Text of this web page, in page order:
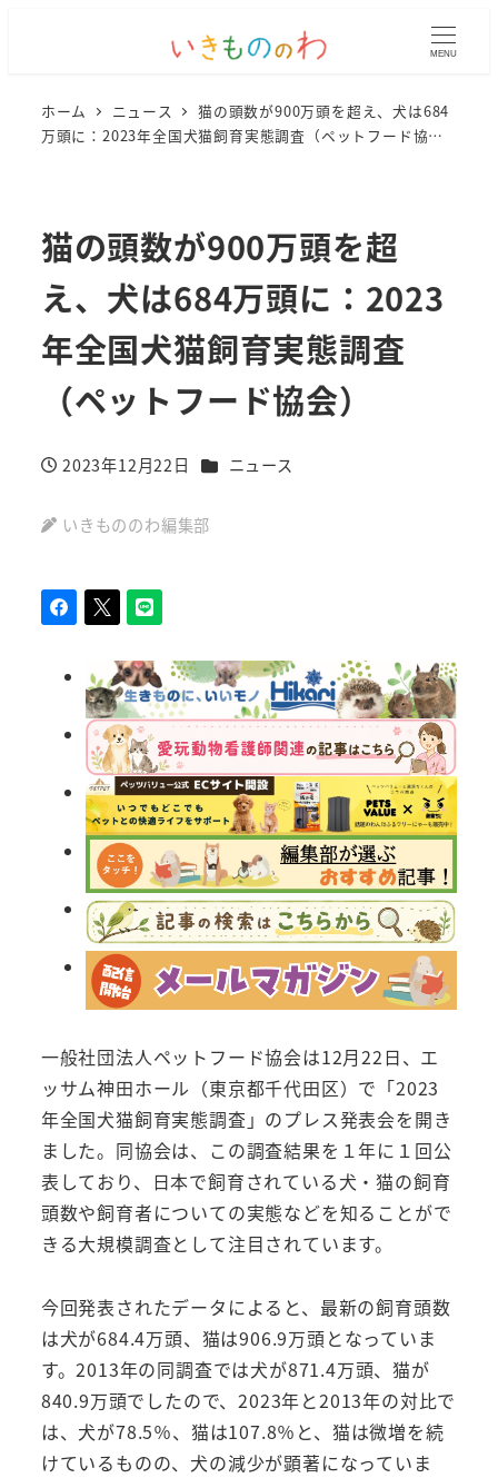
MENU
ホーム ニュース
猫の頭数が900万頭を超え、犬は684
万頭に：2023年全国犬猫飼育実態調査（ペットフード協
猫の頭数が900万頭を超
え、犬は684万頭に：2023
年全国犬猫飼育実態調査
（ペットフード協会）
投稿日
2023年12月22日 カテゴリー
ニュース
いきもののわ編集部
一般社団法人ペットフード協会は12月22日、エ
ッサム神田ホール（東京都千代田区）で「2023
年全国犬猫飼育実態調査」のプレス発表会を開き
ました。同協会は、この調査結果を１年に１回公
表しており、日本で飼育されている犬・猫の飼育
頭数や飼育者についての実態などを知ることがで
きる大規模調査として注目されています。
今回発表されたデータによると、最新の飼育頭数
は犬が684.4万頭、猫は906.9万頭となっていま
す。2013年の同調査では犬が871.4万頭、猫が
840.9万頭でしたので、2023年と2013年の対比で
は、犬が78.5％、猫は107.8％と、猫は微増を続
けているものの、犬の減少が顕著になっていま